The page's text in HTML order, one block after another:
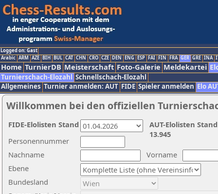
Logged on: Gast
Arabic ARM AZE BIH BUL CAT CHN CRO CZE DEN ENG ESP FAI FIN FRA GER GRE INA
Home TurnierDB Meisterschaft Foto-Galerie Meldekartei
Turnierschach-Elozahl Schnellschach-Elozahl
Allgemeines Turnier anmelden: AUT FIDE Spieler anmelden Elo
Willkommen bei den offiziellen
Nachname
Vorname
Ebene
Personennummer
Bundesland
AUT-Elolisten
13.945
FIDE-Elolisten Stand